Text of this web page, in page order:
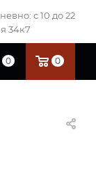
с 10 до 22
34к7
0 0